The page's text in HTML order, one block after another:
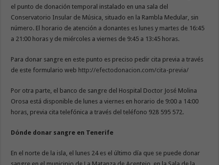
el punto de donación temporal instalado en una sala del
Conservatorio Insular de Música, situado en la Rambla Medular, sin
número. El horario de atención a donantes es lunes y martes de 16:45
a 21:00 horas y de miércoles a viernes de 9:45 a 13:45 horas.
Para donar sangre en este punto es preciso pedir cita previa a través
de este formulario web http://efectodonacion.com/cita-previa/
Por otra parte, el banco de sangre del Hospital Doctor José Molina
Orosa está disponible de lunes a viernes en horario de 9:00 a 14:00
horas, previa cita telefónica a través del teléfono 928 595 572.
Dónde donar sangre en Tenerife
En el norte de la isla, el lunes 24 es el último día que se puede donar